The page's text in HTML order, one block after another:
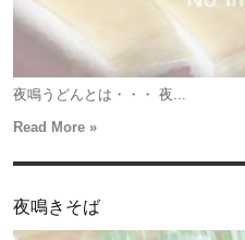
夜鳴うどんとは・・・ 夜...
Read More »
夜鳴きそば